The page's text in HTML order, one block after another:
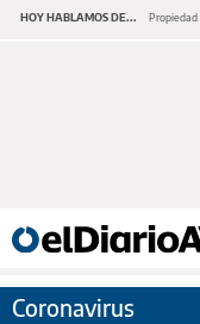
HOY HABLAMOS DE... Propiedad
Coronavirus